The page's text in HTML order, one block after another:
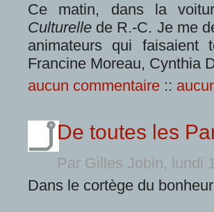
Ce matin, dans la
Culturelle de R.-C. Je me
animateurs qui faisaient
Francine Moreau, Cynthia
aucun commentaire ::
De toutes les
Par Gilles Jobin, lundi
Dans le cortège du